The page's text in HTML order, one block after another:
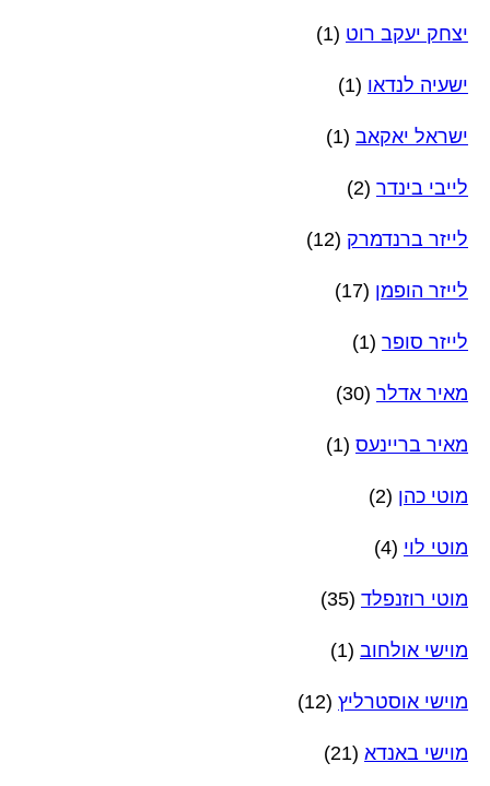
יצחק יעקב רוט (1)
ישעיה לנדאו (1)
ישראל יאקאב (1)
לייבי בינדר (2)
לייזר ברנדמרק (12)
לייזר הופמן (17)
לייזר סופר (1)
מאיר אדלר (30)
מאיר בריינעס (1)
מוטי כהן (2)
מוטי לוי (4)
מוטי רוזנפלד (35)
מוישי אולחוב (1)
מוישי אוסטרליץ (12)
מוישי באנדא (21)